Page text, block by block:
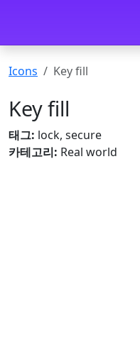
Icons Key fill
Key fill
태그: lock, secure
카테고리: Real world